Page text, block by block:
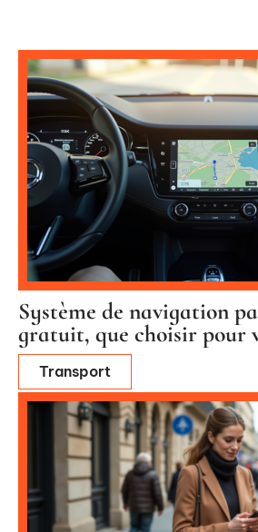
Système de navigation
gratuit, que choisir pour
Transport